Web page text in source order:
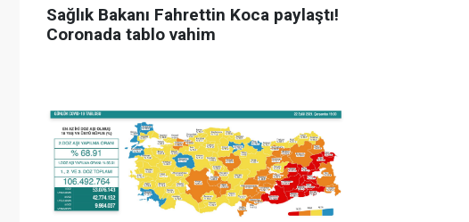
Sağlık Bakanı Fahrettin Koca paylaştı!
Coronada tablo vahim